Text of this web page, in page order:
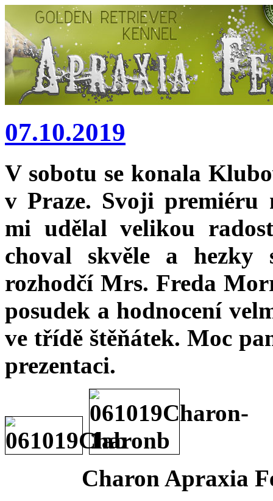
07.10.2019
V sobotu se konala
v Praze. Svoji
mi udělal velikou
choval skvěle a hezky
rozhodčí Mrs. Freda
posudek a hodnocení
ve třídě štěňátek. Moc
prezentaci.
Charon Apraxia